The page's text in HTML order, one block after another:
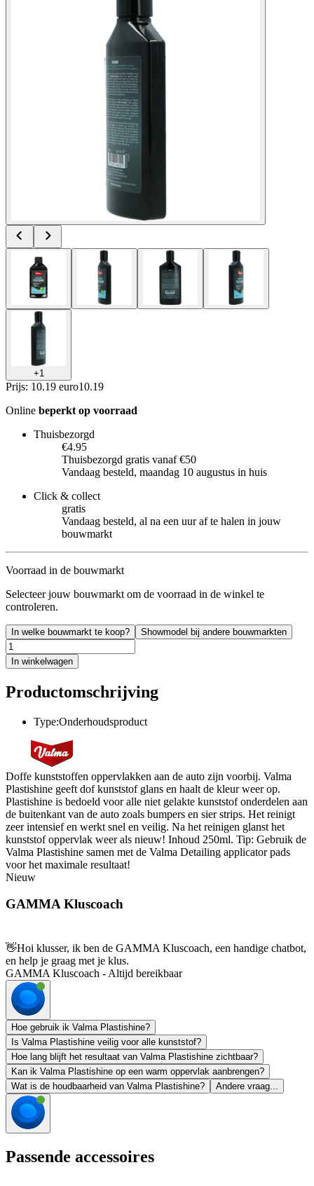
+1
Prijs: 10.19 euro10.19
Online beperkt op voorraad
Thuisbezorgd
€4.95
Thuisbezorgd gratis vanaf €50
Vandaag besteld, maandag 10 augustus in huis
Click & collect
gratis
Vandaag besteld, al na een uur af te halen in jouw
bouwmarkt
Voorraad in de bouwmarkt
Selecteer jouw bouwmarkt om de voorraad in de winkel te
controleren.
In welke bouwmarkt te koop? Showmodel bij andere bouwmarkten
In winkelwagen
Productomschrijving
Type:Onderhoudsproduct
Doffe kunststoffen oppervlakken aan de auto zijn voorbij. Valma
Plastishine geeft dof kunststof glans en haalt de kleur weer op.
Plastishine is bedoeld voor alle niet gelakte kunststof onderdelen aan
de buitenkant van de auto zoals bumpers en sier strips. Het reinigt
zeer intensief en werkt snel en veilig. Na het reinigen glanst het
kunststof oppervlak weer als nieuw! Inhoud 250ml. Tip: Gebruik de
Valma Plastishine samen met de Valma Detailing applicator pads
voor het maximale resultaat!
Nieuw
GAMMA Kluscoach
👋Hoi klusser, ik ben de GAMMA Kluscoach, een handige chatbot,
en help je graag met je klus.
GAMMA Kluscoach - Altijd bereikbaar
Hoe gebruik ik Valma Plastishine?
Is Valma Plastishine veilig voor alle kunststof?
Hoe lang blijft het resultaat van Valma Plastishine zichtbaar?
Kan ik Valma Plastishine op een warm oppervlak aanbrengen?
Wat is de houdbaarheid van Valma Plastishine?
Andere vraag...
Passende accessoires